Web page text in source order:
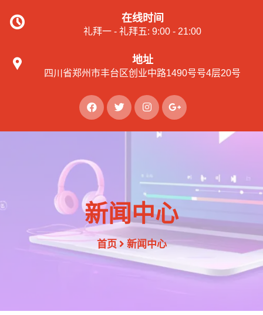
在线时间
礼拜一 - 礼拜五: 9:00 - 21:00
地址
四川省郑州市丰台区创业中路1490号号4层20号
新闻中心
首页 新闻中心